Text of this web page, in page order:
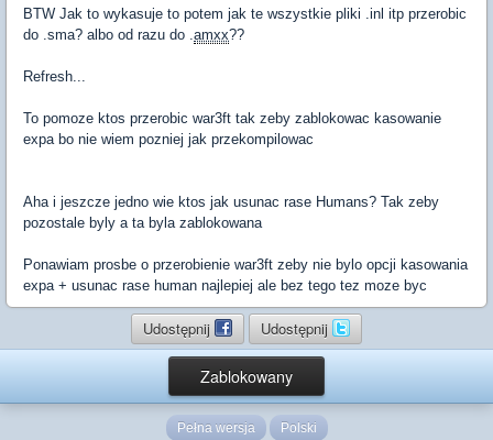
BTW Jak to wykasuje to potem jak te wszystkie pliki .inl itp przerobic
do .sma? albo od razu do . amxx??
Refresh...
To pomoze ktos przerobic war3ft tak zeby zablokowac kasowanie
expa bo nie wiem pozniej jak przekompilowac
Aha i jeszcze jedno wie ktos jak usunac rase Humans? Tak zeby
pozostale byly a ta byla zablokowana
Ponawiam prosbe o przerobienie war3ft zeby nie bylo opcji kasowania
expa + usunac rase human najlepiej ale bez tego tez moze byc
Udostępnij Udostępnij
Zablokowany
Pełna wersja Polski